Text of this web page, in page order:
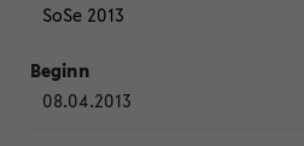
SoSe 2013
08.04.2013